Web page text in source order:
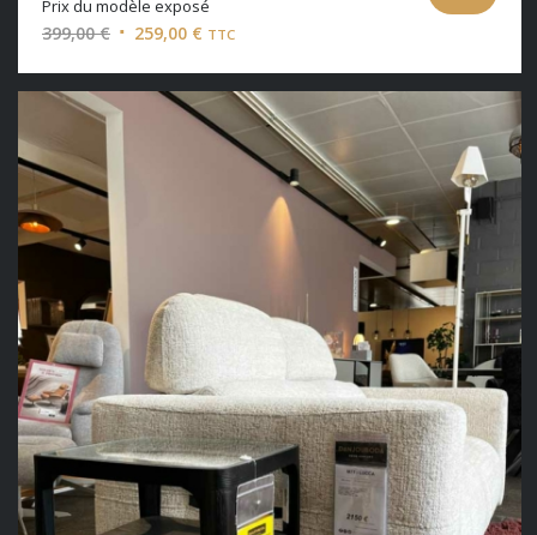
Prix du modèle exposé
399,00€ Le
initial
était :
259,00 € Le
actuel
est :
259,00 €.
TTC